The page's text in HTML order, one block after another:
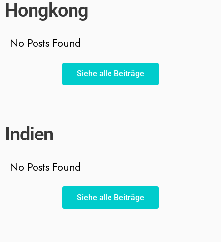
Hongkong
No Posts Found
Siehe alle Beiträge
Indien
No Posts Found
Siehe alle Beiträge